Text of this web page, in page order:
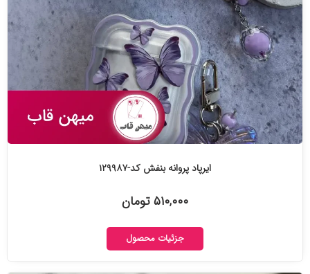
ایرپاد پروانه بنفش کد-۱۲۹۹۸۷
۵۱۰,۰۰۰ تومان
جزئیات محصول